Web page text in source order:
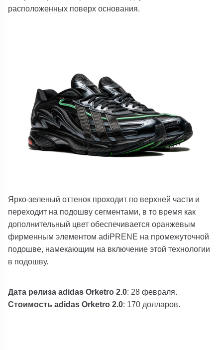
расположенных поверх основания.
Ярко-зеленый оттенок проходит по верхней части и
переходит на подошву сегментами, в то время как
дополнительный цвет обеспечивается оранжевым
фирменным элементом adiPRENE на промежуточной
подошве, намекающим на включение этой технологии
в подошву.
Дата релиза adidas Orketro 2.0: 28 февраля.
Стоимость adidas Orketro 2.0: 170 долларов.